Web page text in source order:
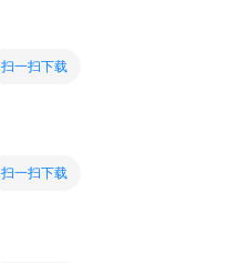
扫一扫下载
扫一扫下载